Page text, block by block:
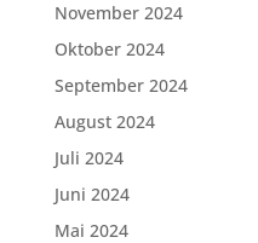
November 2024
Oktober 2024
September 2024
August 2024
Juli 2024
Juni 2024
Mai 2024